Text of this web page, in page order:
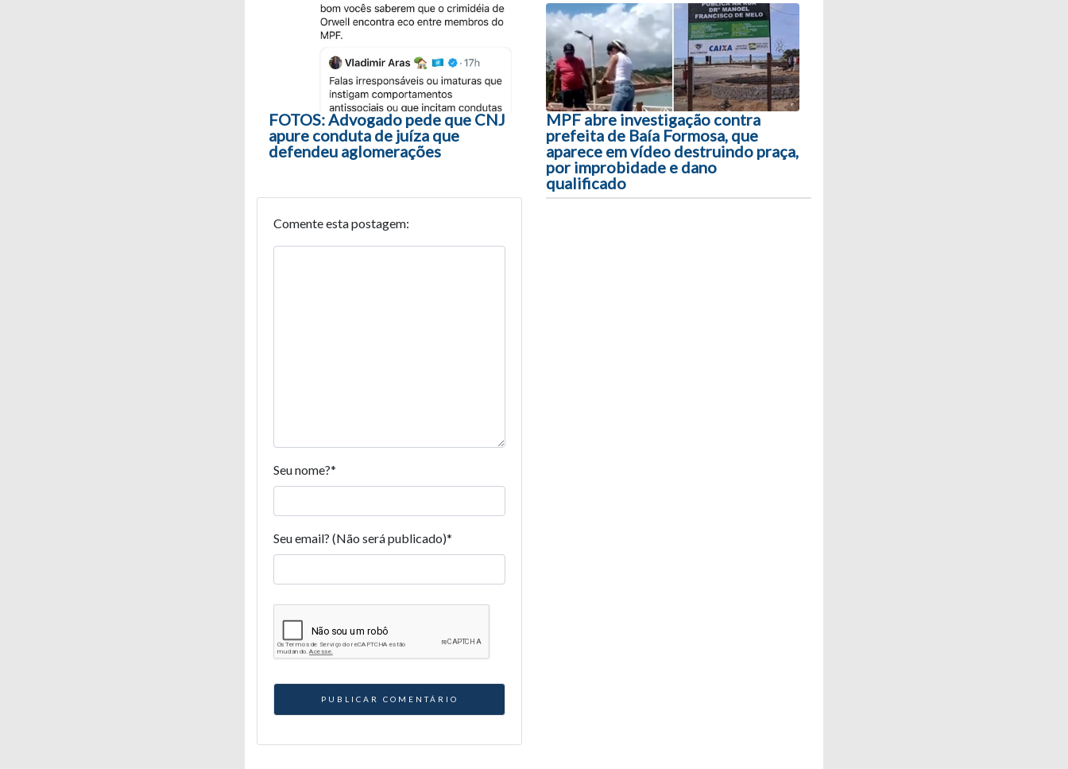
Navegação entre posts
FOTOS: Advogado pede que CNJ
apure conduta de juíza que
defendeu aglomerações
MPF abre investigação contra
prefeita de Baía Formosa, que
aparece em vídeo destruindo praça,
por improbidade e dano
qualificado
Comente esta postagem:
Seu nome?*
Seu email? (Não será publicado)*